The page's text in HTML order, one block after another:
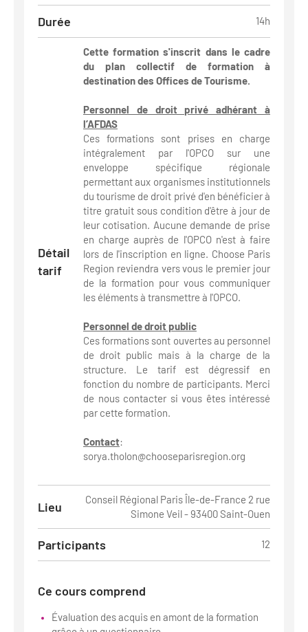
Durée 14h
Détail
tarif
Cette formation s'inscrit dans le cadre
du plan collectif de formation à
destination des Offices de Tourisme.
Personnel de droit privé adhérant à
l’AFDAS
Ces formations sont prises en charge
intégralement par l'OPCO sur une
enveloppe spécifique régionale
permettant aux organismes institutionnels
du tourisme de droit privé d'en bénéficier à
titre gratuit sous condition d'être à jour de
leur cotisation. Aucune demande de prise
en charge auprès de l'OPCO n'est à faire
lors de l'inscription en ligne. Choose Paris
Region reviendra vers vous le premier jour
de la formation pour vous communiquer
les éléments à transmettre à l'OPCO.
Personnel de droit public
Ces formations sont ouvertes au personnel
de droit public mais à la charge de la
structure. Le tarif est dégressif en
fonction du nombre de participants. Merci
de nous contacter si vous êtes intéressé
par cette formation.
Contact:
sorya.tholon@chooseparisregion.org
Lieu
Conseil Régional Paris Île-de-France 2 rue
Simone Veil - 93400 Saint-Ouen
Participants 12
Ce cours comprend
Évaluation des acquis en amont de la formation